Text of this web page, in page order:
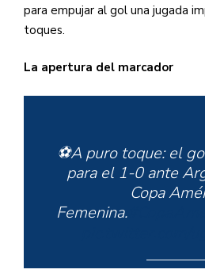
para empujar al gol una jugada
toques.
La apertura del marcador
⚽️A puro toque: el
para el 1-0 ante
Copa
Femenina.